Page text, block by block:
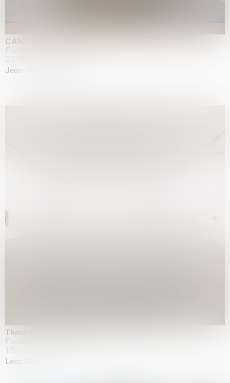
CANTO INFINITO
Jean-Marie Appriou
Theatre of the mind
Lenz Geerk